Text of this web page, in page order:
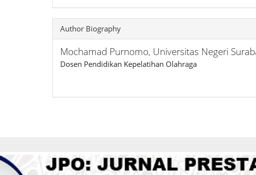
Author Biography
Mochamad Purnomo, Universitas Negeri
Dosen Pendidikan Kepelatihan Olahraga